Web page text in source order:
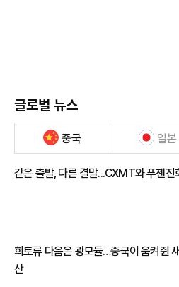
글로벌 뉴스
중국 일본
같은 출발, 다른 결말...CXMT와 푸젠진
희토류 다음은 광모듈…중국이 움켜쥔
산